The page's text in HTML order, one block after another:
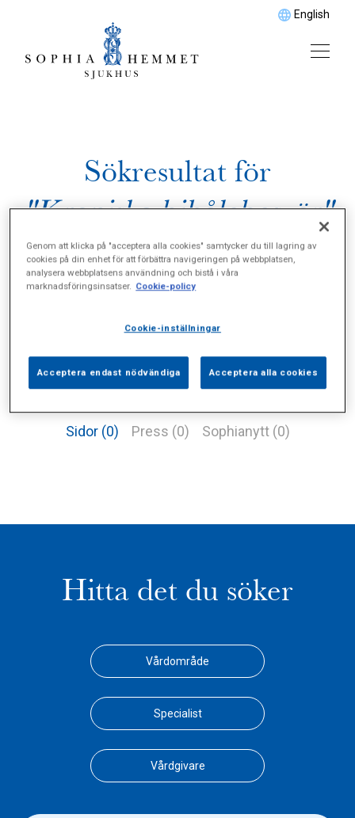
English
Sökresultat för
"Kroniska bihålebesvär"
Sidor (0) Press (0) Sophianytt (0)
Hitta det du söker
Vårdområde
Specialist
Vårdgivare
Genom att klicka på "acceptera alla cookies" samtycker du till lagring av
cookies på din enhet för att förbättra navigeringen på webbplatsen,
analysera webbplatsens användning och bistå i våra
marknadsföringsinsatser. Cookie-policy
Cookie-inställningar
Acceptera endast nödvändiga Acceptera alla cookies